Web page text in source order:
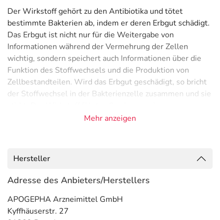
Der Wirkstoff gehört zu den Antibiotika und tötet
bestimmte Bakterien ab, indem er deren Erbgut schädigt.
Das Erbgut ist nicht nur für die Weitergabe von
Informationen während der Vermehrung der Zellen
wichtig, sondern speichert auch Informationen über die
Funktion des Stoffwechsels und die Produktion von
Zellbestandteilen. Wird das Erbgut geschädigt, so bricht
der Stoffwechsel in der Bakterienzelle zusammen und sie
Zusammenballung der Bakterien, wodurch sie für das
Anwendungsgebiete
- Bakterieninfektionen, wie:
- Chronische Harnwegsinfektionen bei Abflussstörungen,
zur Vorbeugung
Mehr anzeigen
Hersteller
Adresse des Anbieters/Herstellers
APOGEPHA Arzneimittel GmbH
Kyffhäuserstr. 27